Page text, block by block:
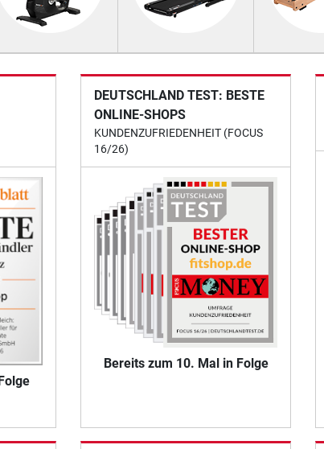
DEUTSCHLAND TEST: BESTE
ONLINE-SHOPS
KUNDENZUFRIEDENHEIT (FOCUS
16/26)
Bereits zum 10. Mal in Folge